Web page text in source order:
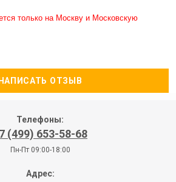
только на Москву и Московскую
НАПИСАТЬ ОТЗЫВ
Телефоны:
(499) 653-58-68
Пн-Пт 09:00-18:00
Адрес: